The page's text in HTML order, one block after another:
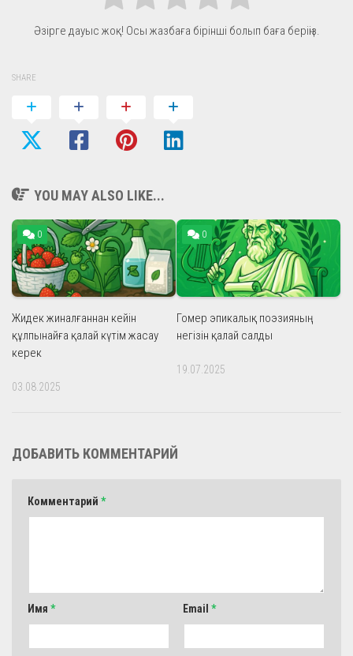
Әзірге дауыс жоқ! Осы жазбаға бірінші болып баға беріңіз.
SHARE
YOU MAY ALSO LIKE...
0
Жидек жиналғаннан кейін
құлпынайға қалай күтім жасау
керек
03.08.2025
0
Гомер эпикалық поэзияның
негізін қалай салды
19.07.2025
ДОБАВИТЬ КОММЕНТАРИЙ
Комментарий *
Имя * Email *